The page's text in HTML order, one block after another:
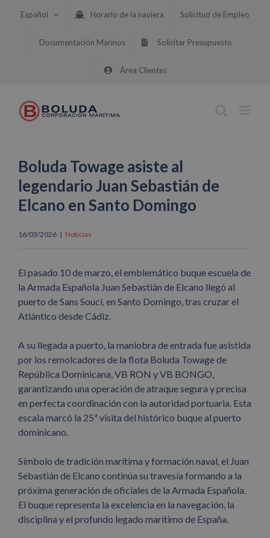
Español Horario de la naviera Solicitud de Empleo
Documentación Marinos Solicitar Presupuesto
Área Clientes
Boluda Towage asiste al
legendario Juan Sebastián de
Elcano en Santo Domingo
16/03/2026 | Noticias
El pasado 10 de marzo, el emblemático buque escuela de
la Armada Española Juan Sebastián de Elcano llegó al
puerto de Sans Souci, en Santo Domingo, tras cruzar el
Atlántico desde Cádiz.
A su llegada a puerto, la maniobra de entrada fue asistida
por los remolcadores de la flota Boluda Towage de
República Dominicana, VB RON y VB BONGO,
garantizando una operación de atraque segura y precisa
en perfecta coordinación con la autoridad portuaria. Esta
escala marcó la 25ª visita del histórico buque al puerto
dominicano.
Símbolo de tradición marítima y formación naval, el Juan
Sebastián de Elcano continúa su travesía formando a la
próxima generación de oficiales de la Armada Española.
El buque representa la excelencia en la navegación, la
disciplina y el profundo legado marítimo de España.